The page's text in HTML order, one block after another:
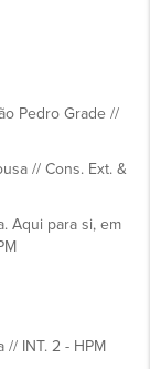
Pedro Grade //
// Cons. Ext. &
Aqui para si, em
// INT. 2 - HPM